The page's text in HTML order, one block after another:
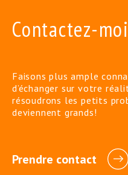
Contactez-moi
Faisons plus ample
d’échanger sur votre
résoudrons les petits
deviennent grands!
Prendre contact